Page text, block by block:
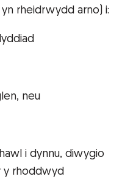
rheidrwydd arno) i:
neu
i dynnu, diwygio
y rhoddwyd